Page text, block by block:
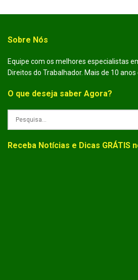
Sobre Nós
Equipe com os melhores especialistas
Direitos do Trabalhador. Mais de 10 anos
O que deseja saber Agora?
Receba Notícias e Dicas GRÁTIS